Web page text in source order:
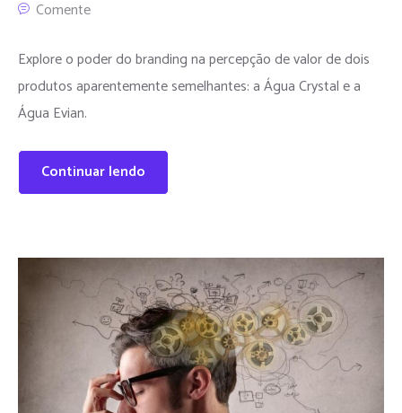
Comente
Explore o poder do branding na percepção de valor de dois
produtos aparentemente semelhantes: a Água Crystal e a
Água Evian.
Continuar lendo